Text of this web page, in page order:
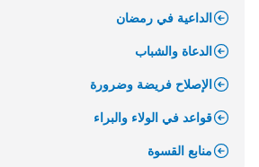
الداعية في رمضان
الدعاة والشباب
الإصلاح فريضة وضرورة
قواعد في الولاء والبراء
منابع القسوة